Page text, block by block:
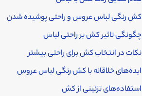
کش رنگی لباس عروس و راحتی پوشیده شدن
چگونگی تاثیر کش بر راحتی لباس
نکات در انتخاب کش برای راحتی بیشتر
ایده‌های خلاقانه با کش رنگی لباس عروس
استفاده‌های تزئینی از کش